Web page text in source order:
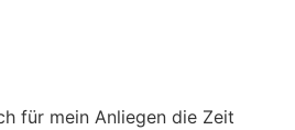
für mein Anliegen die Zeit